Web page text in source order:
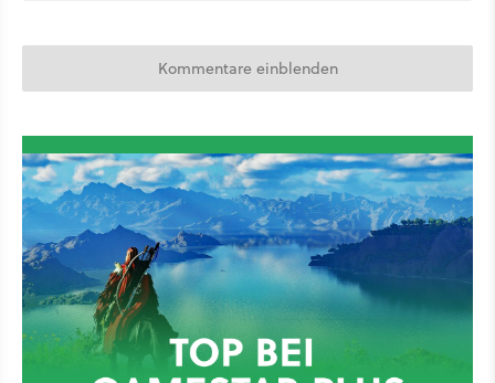
Kommentare einblenden